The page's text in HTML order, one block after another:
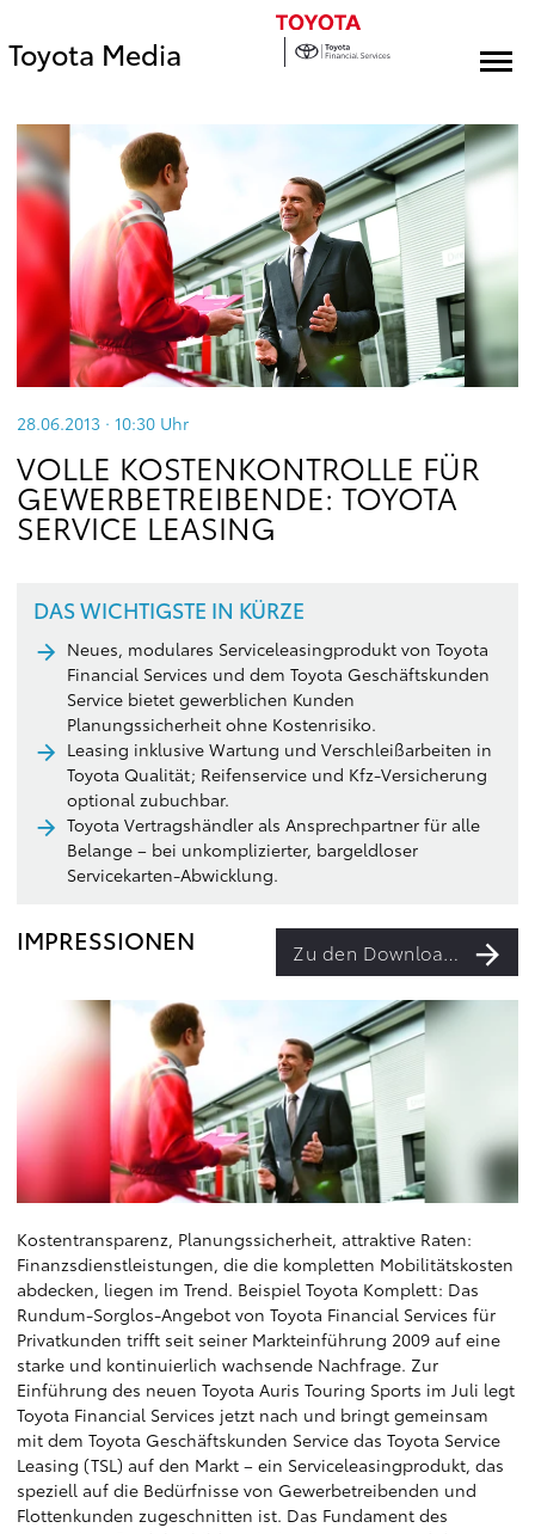
Toyota Media
28.06.2013 · 10:30 Uhr
VOLLE KOSTENKONTROLLE FÜR
GEWERBETREIBENDE: TOYOTA
SERVICE LEASING
DAS WICHTIGSTE IN KÜRZE
Neues, modulares Serviceleasingprodukt von Toyota
Financial Services und dem Toyota Geschäftskunden
Service bietet gewerblichen Kunden
Planungssicherheit ohne Kostenrisiko.
Leasing inklusive Wartung und Verschleißarbeiten in
Toyota Qualität; Reifenservice und Kfz-Versicherung
optional zubuchbar.
Toyota Vertragshändler als Ansprechpartner für alle
Belange – bei unkomplizierter, bargeldloser
Servicekarten-Abwicklung.
IMPRESSIONEN Zu den Downloads
Kostentransparenz, Planungssicherheit, attraktive Raten:
Finanzsdienstleistungen, die die kompletten Mobilitätskosten
abdecken, liegen im Trend. Beispiel Toyota Komplett: Das
Rundum-Sorglos-Angebot von Toyota Financial Services für
Privatkunden trifft seit seiner Markteinführung 2009 auf eine
starke und kontinuierlich wachsende Nachfrage. Zur
Einführung des neuen Toyota Auris Touring Sports im Juli legt
Toyota Financial Services jetzt nach und bringt gemeinsam
mit dem Toyota Geschäftskunden Service das Toyota Service
Leasing (TSL) auf den Markt – ein Serviceleasingprodukt, das
speziell auf die Bedürfnisse von Gewerbetreibenden und
Flottenkunden zugeschnitten ist. Das Fundament des